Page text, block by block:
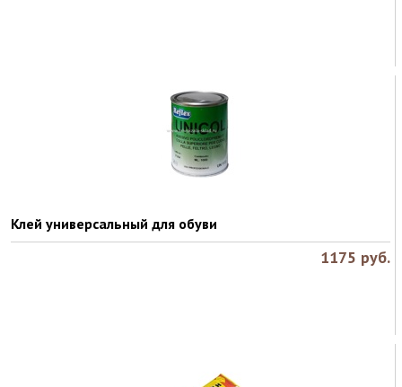
Клей универсальный для обуви
1175 руб.